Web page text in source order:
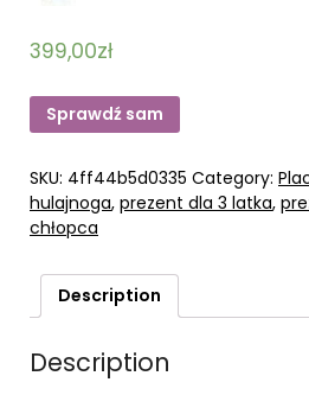
399,00zł
Sprawdź sam
SKU: 4ff44b5d0335 Category:
hulajnoga, prezent dla 3 latka,
chłopca
Description
Description